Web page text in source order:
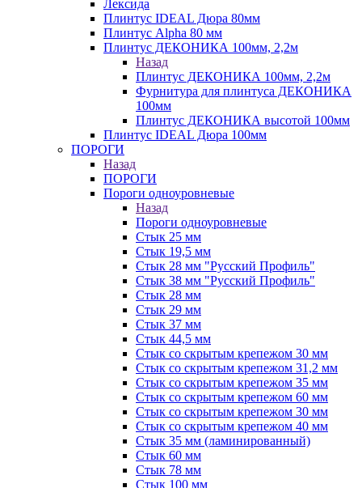
Лексида
Плинтус IDEAL Дюра 80мм
Плинтус Alpha 80 мм
Плинтус ДЕКОНИКА 100мм, 2,2м
Назад
Плинтус ДЕКОНИКА 100мм, 2,2м
Фурнитура для плинтуса ДЕКОНИКА
100мм
Плинтус ДЕКОНИКА высотой 100мм
Плинтус IDEAL Дюра 100мм
ПОРОГИ
Назад
ПОРОГИ
Пороги одноуровневые
Назад
Пороги одноуровневые
Стык 25 мм
Стык 19,5 мм
Стык 28 мм "Русский Профиль"
Стык 38 мм "Русский Профиль"
Стык 28 мм
Стык 29 мм
Стык 37 мм
Стык 44,5 мм
Стык со скрытым крепежом 30 мм
Стык со скрытым крепежом 31,2 мм
Стык со скрытым крепежом 35 мм
Стык со скрытым крепежом 60 мм
Стык со скрытым крепежом 30 мм
Стык со скрытым крепежом 40 мм
Стык 35 мм (ламинированный)
Стык 60 мм
Стык 78 мм
Стык 100 мм